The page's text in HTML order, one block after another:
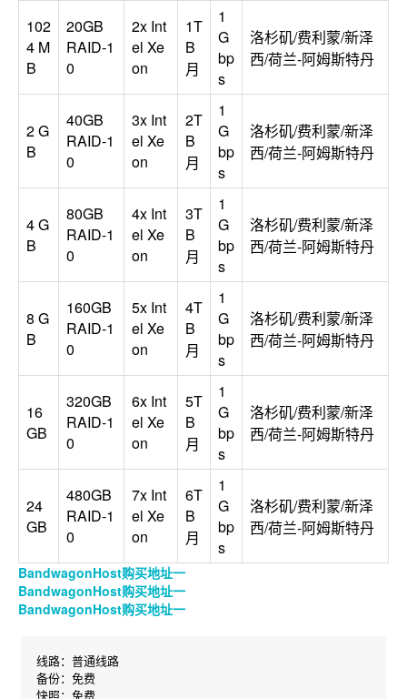
102
4 M
B
20GB
RAID-1
0
2x Int
el Xe
on
1T
B
月
1
G
bp
s
洛杉矶/费利蒙/新泽
西/荷兰-阿姆斯特丹
2 G
B
40GB
RAID-1
0
3x Int
el Xe
on
2T
B
月
1
G
bp
s
洛杉矶/费利蒙/新泽
西/荷兰-阿姆斯特丹
4 G
B
80GB
RAID-1
0
4x Int
el Xe
on
3T
B
月
1
G
bp
s
洛杉矶/费利蒙/新泽
西/荷兰-阿姆斯特丹
8 G
B
160GB
RAID-1
0
5x Int
el Xe
on
4T
B
月
1
G
bp
s
洛杉矶/费利蒙/新泽
西/荷兰-阿姆斯特丹
16
GB
320GB
RAID-1
0
6x Int
el Xe
on
5T
B
月
1
G
bp
s
洛杉矶/费利蒙/新泽
西/荷兰-阿姆斯特丹
24
GB
480GB
RAID-1
0
7x Int
el Xe
on
6T
B
月
1
G
bp
s
洛杉矶/费利蒙/新泽
西/荷兰-阿姆斯特丹
BandwagonHost购买地址一
BandwagonHost购买地址一
BandwagonHost购买地址一
线路：普通线路
备份：免费
快照：免费